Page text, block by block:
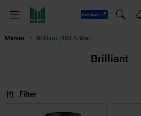
Menü
Payback
Suchfeld
Marken Brilliant (483 Artikel)
Brilliant
Filter